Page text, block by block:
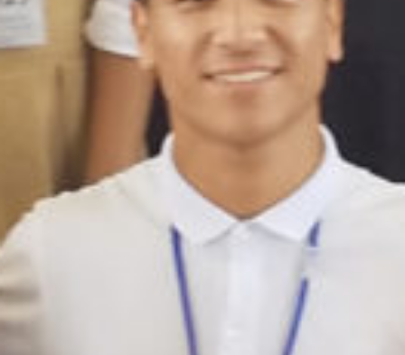
: Attempt to read property "cat_name" on null in